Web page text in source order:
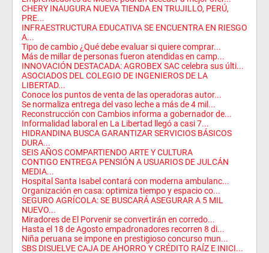
CHERY INAUGURA NUEVA TIENDA EN TRUJILLO, PERÚ,
PRE...
INFRAESTRUCTURA EDUCATIVA SE ENCUENTRA EN RIESGO
A...
Tipo de cambio ¿Qué debe evaluar si quiere comprar...
Más de millar de personas fueron atendidas en camp...
INNOVACIÓN DESTACADA: AGROBEX SAC celebra sus últi...
ASOCIADOS DEL COLEGIO DE INGENIEROS DE LA
LIBERTAD...
Conoce los puntos de venta de las operadoras autor...
Se normaliza entrega del vaso leche a más de 4 mil...
Reconstrucción con Cambios informa a gobernador de...
Informalidad laboral en La Libertad llegó a casi 7...
HIDRANDINA BUSCA GARANTIZAR SERVICIOS BÁSICOS
DURA...
SEIS AÑOS COMPARTIENDO ARTE Y CULTURA
CONTIGO ENTREGA PENSIÓN A USUARIOS DE JULCÁN
MEDIA...
Hospital Santa Isabel contará con moderna ambulanc...
Organización en casa: optimiza tiempo y espacio co...
SEGURO AGRÍCOLA: SE BUSCARÁ ASEGURAR A 5 MIL
NUEVO...
Miradores de El Porvenir se convertirán en corredo...
Hasta el 18 de Agosto empadronadores recorren 8 di...
Niña peruana se impone en prestigioso concurso mun...
SBS DISUELVE CAJA DE AHORRO Y CRÉDITO RAÍZ E INICI...